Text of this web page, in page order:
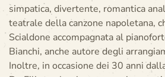
simpatica, divertente, romantica
teatrale della canzone napoletana,
Scialdone accompagnata al
Bianchi, anche autore degli
Inoltre, in occasione dei 30 anni